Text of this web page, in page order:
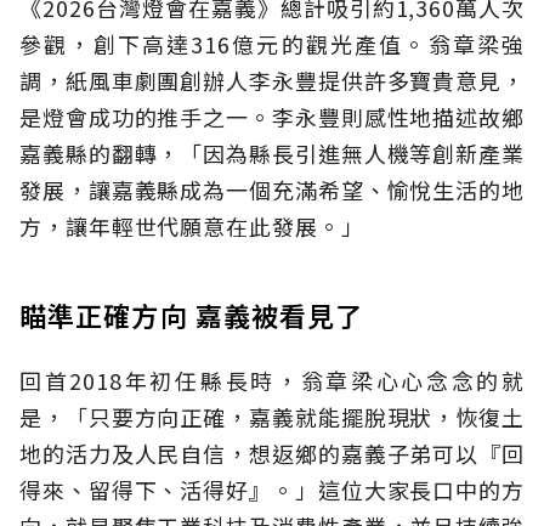
《2026台灣燈會在嘉義》總計吸引約1,360萬人次
參觀，創下高達316億元的觀光產值。翁章梁強
調，紙風車劇團創辦人李永豐提供許多寶貴意見，
是燈會成功的推手之一。李永豐則感性地描述故鄉
嘉義縣的翻轉，「因為縣長引進無人機等創新產業
發展，讓嘉義縣成為一個充滿希望、愉悅生活的地
方，讓年輕世代願意在此發展。」
瞄準正確方向 嘉義被看見了
回首2018年初任縣長時，翁章梁心心念念的就
是，「只要方向正確，嘉義就能擺脫現狀，恢復土
地的活力及人民自信，想返鄉的嘉義子弟可以『回
得來、留得下、活得好』。」這位大家長口中的方